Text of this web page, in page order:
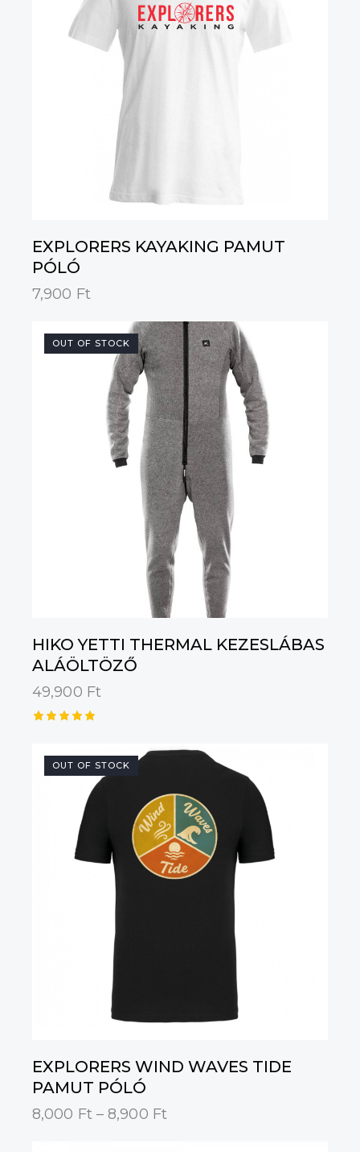
EXPLORERS KAYAKING PAMUT
PÓLÓ
7,900 Ft
OUT OF STOCK
HIKO YETTI THERMAL KEZESLÁBAS
ALÁÖLTÖZŐ
49,900 Ft
5.00OUT OF STOCK
EXPLORERS WIND WAVES TIDE
PAMUT PÓLÓ
8,000 Ft – 8,900 Ft